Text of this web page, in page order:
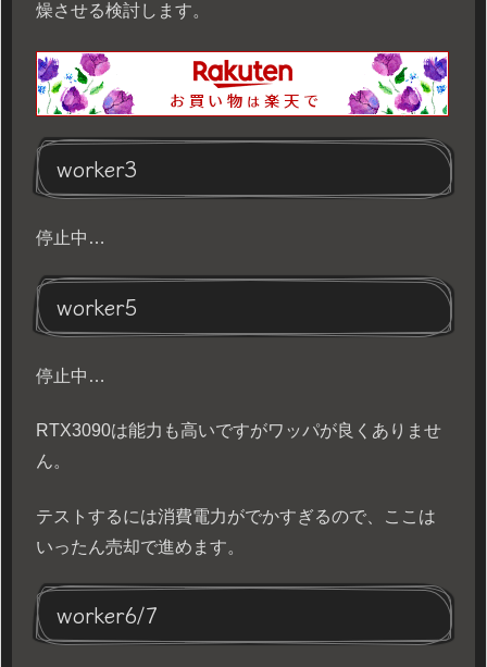
燥させる検討します。
worker3
停止中…
worker5
停止中…
RTX3090は能力も高いですがワッパが良くありませ
ん。
テストするには消費電力がでかすぎるので、ここは
いったん売却で進めます。
worker6/7